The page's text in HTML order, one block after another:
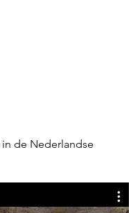
de Nederlandse